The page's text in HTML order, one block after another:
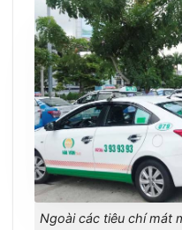
Ngoài các tiêu chí mát